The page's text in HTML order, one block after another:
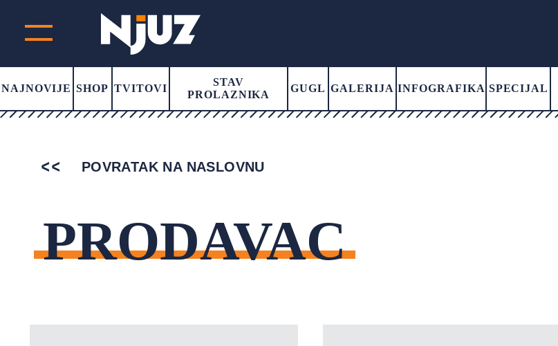
NAJNOVIJE SHOP TVITOVI
STAV
PROLAZNIKA
GUGL GALERIJA INFOGRAFIKA SPECIJAL
POVRATAK NA NASLOVNU
PRODAVAC